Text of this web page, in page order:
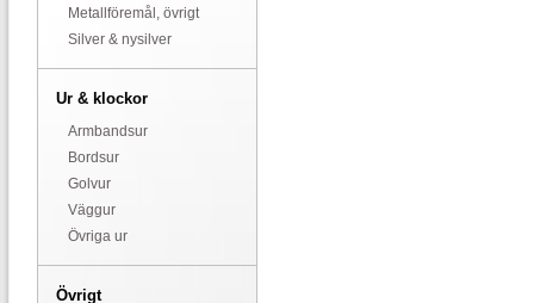
Metallföremål, övrigt
Silver & nysilver
Ur & klockor
Armbandsur
Bordsur
Golvur
Väggur
Övriga ur
Övrigt